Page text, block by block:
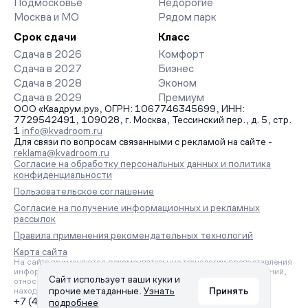
Подмосковье
Москва и МО
Недорогие
Рядом парк
Срок сдачи
Сдача в 2026
Сдача в 2027
Сдача в 2028
Сдача в 2029
Класс
Комфорт
Бизнес
Эконом
Премиум
ООО «Квадрум.ру», ОГРН: 1067746345699, ИНН:
7729542491, 109028, г. Москва, Тессинский пер., д. 5, стр.
1 info@kvadroom.ru
Для связи по вопросам связанными с рекламой на сайте -
reklama@kvadroom.ru
Согласие на обработку персональных данных и политика
конфиденциальности
Пользовательское соглашение
Согласие на получение информационных и рекламных
рассылок
Правила применения рекомендательных технологий
Карта сайта
На сайте применяются рекомендательные технологии предоставления
информации на основе сбора, систематизации и анализа сведений,
относящихся к предпочтениям пользователей сети «Интернет»,
находящихся на территории Российской Федерации.
+7 (495) 157-88-80
Сайт использует ваши куки и
прочие метаданные. Узнать
подробнее
Принять